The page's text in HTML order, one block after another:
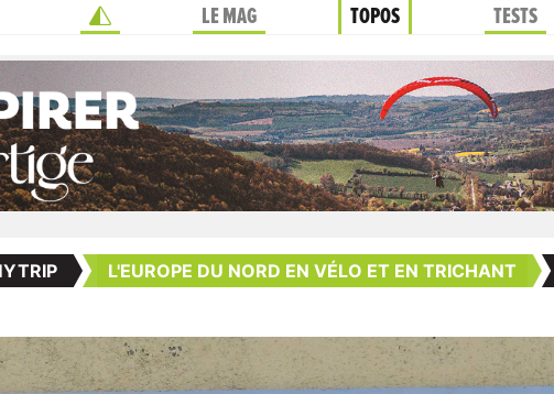
LE MAG TOPOS TESTS
L'EUROPE DU NORD EN VÉLO ET EN TRICHANT